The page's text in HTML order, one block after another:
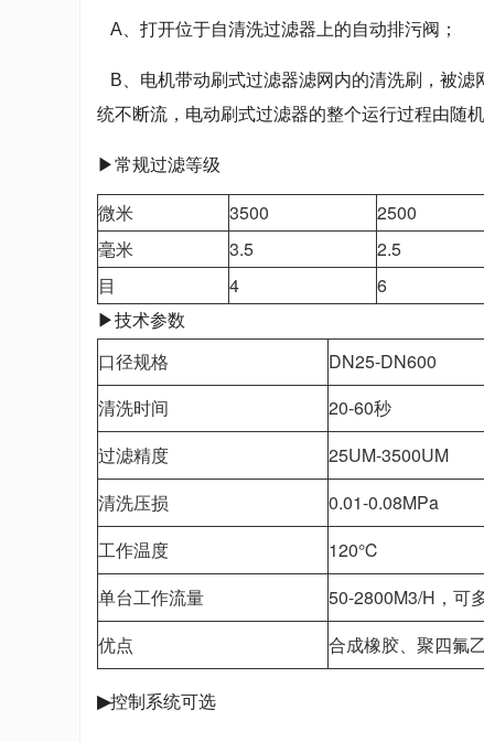
A、打开位于自清洗过滤器上的自动排污阀；
B、电机带动刷式过滤器滤网内的清洗刷，被滤
统不断流，电动刷式过滤器的整个运行过程由随
▶常规过滤等级
微米 3500 2500
毫米
3.5 2.5
目
4 6
▶技术参数
口径规格 DN25-DN600
清洗时间
20-60秒
过滤精度
25UM-3500UM
清洗压损
0.01-0.08MPa
工作温度
120℃
单台工作流量
50-2800M3/H，可
优点
合成橡胶、聚四氟
▶控制系统可选